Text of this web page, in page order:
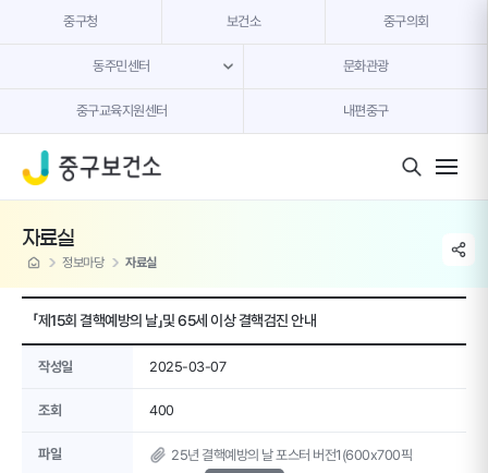
중구청 보건소 중구의회
동주민센터 문화관광
중구교육지원센터 내편중구
자료실
home 정보마당 자료실
share
「제15회 결핵예방의 날」및 65세 이상 결핵검진 안내
작성일 2025-03-07
조회 400
파일
25년 결핵예방의 날 포스터 버전1(600x700픽